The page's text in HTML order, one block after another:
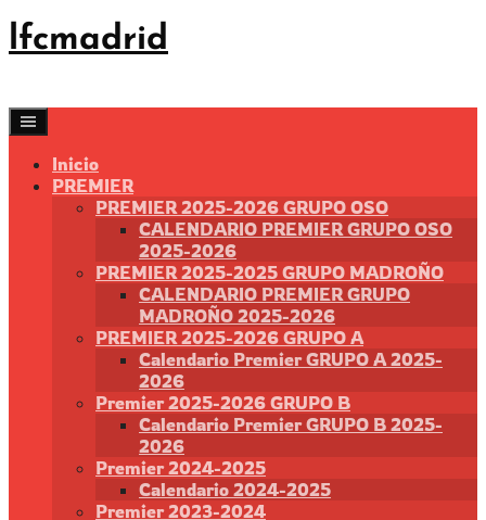
Saltar
al
lfcmadrid
Inicio
PREMIER
PREMIER 2025-2026 GRUPO OSO
CALENDARIO PREMIER GRUPO OSO
2025-2026
PREMIER 2025-2025 GRUPO MADROÑO
CALENDARIO PREMIER GRUPO
MADROÑO 2025-2026
PREMIER 2025-2026 GRUPO A
Calendario Premier GRUPO A 2025-
2026
Premier 2025-2026 GRUPO B
Calendario Premier GRUPO B 2025-
2026
Premier 2024-2025
Calendario 2024-2025
Premier 2023-2024